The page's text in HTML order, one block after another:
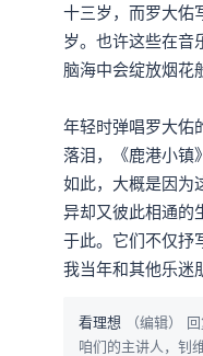
十三岁，而罗大佑
岁。也许这些在音
脑海中会绽放烟花
年轻时弹唱罗大佑
落泪，《鹿港小镇
如此，大概是因为
异却又彼此相通的
于此。它们不仅抒
我当年和其他乐迷
看理想 （编辑）
咱们的主讲人，钊